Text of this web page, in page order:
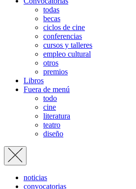
todas
becas
ciclos de cine
conferencias
cursos y talleres
empleo cultural
otros
premios
Libros
Fuera de menú
todo
cine
literatura
teatro
diseño
noticias
convocatorias